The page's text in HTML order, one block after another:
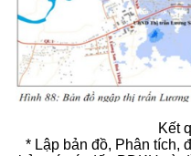
Kết
* Lập bản đồ, Phân tích,